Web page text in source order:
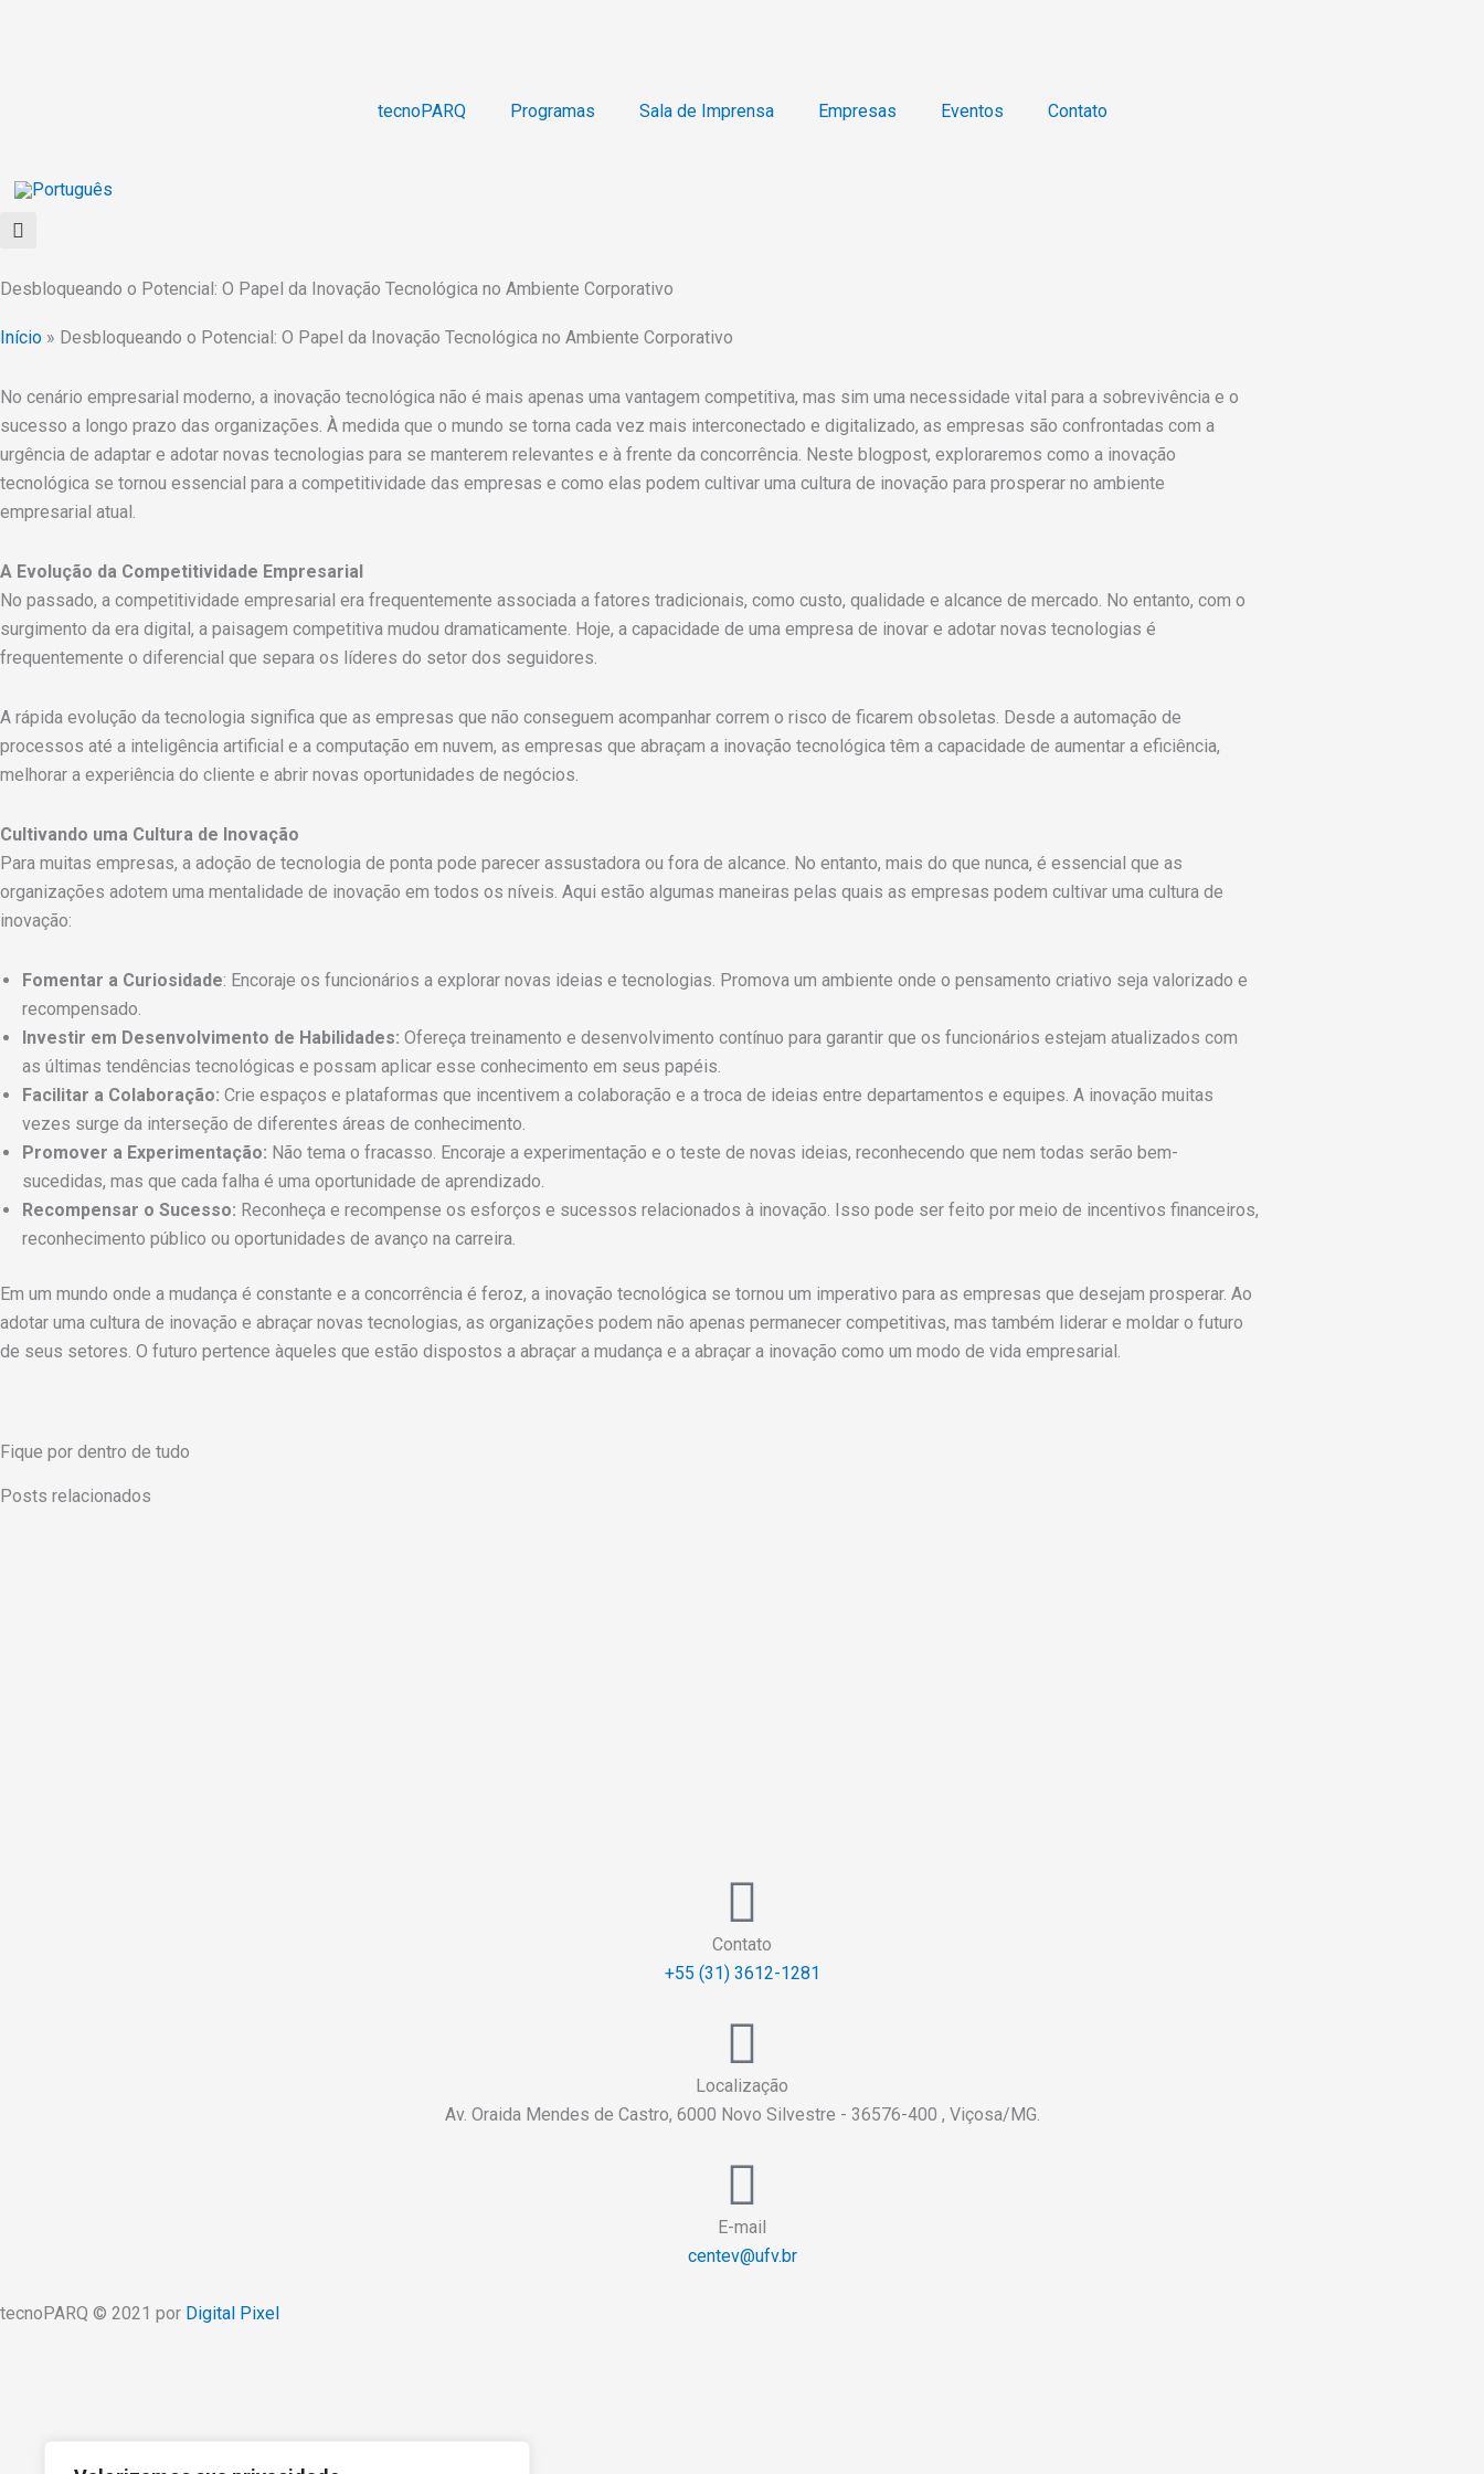
tecnoPARQ Programas Sala de Imprensa Empresas Eventos Contato
Desbloqueando o Potencial: O Papel da Inovação Tecnológica no Ambiente Corporativo
Início » Desbloqueando o Potencial: O Papel da Inovação Tecnológica no Ambiente Corporativo
No cenário empresarial moderno, a inovação tecnológica não é mais apenas uma vantagem competitiva, mas sim uma necessidade vital para a sobrevivência e o
sucesso a longo prazo das organizações. À medida que o mundo se torna cada vez mais interconectado e digitalizado, as empresas são confrontadas com a
urgência de adaptar e adotar novas tecnologias para se manterem relevantes e à frente da concorrência. Neste blogpost, exploraremos como a inovação
tecnológica se tornou essencial para a competitividade das empresas e como elas podem cultivar uma cultura de inovação para prosperar no ambiente
empresarial atual.
A Evolução da Competitividade Empresarial
No passado, a competitividade empresarial era frequentemente associada a fatores tradicionais, como custo, qualidade e alcance de mercado. No entanto, com o
surgimento da era digital, a paisagem competitiva mudou dramaticamente. Hoje, a capacidade de uma empresa de inovar e adotar novas tecnologias é
frequentemente o diferencial que separa os líderes do setor dos seguidores.
A rápida evolução da tecnologia significa que as empresas que não conseguem acompanhar correm o risco de ficarem obsoletas. Desde a automação de
processos até a inteligência artificial e a computação em nuvem, as empresas que abraçam a inovação tecnológica têm a capacidade de aumentar a eficiência,
melhorar a experiência do cliente e abrir novas oportunidades de negócios.
Cultivando uma Cultura de Inovação
Para muitas empresas, a adoção de tecnologia de ponta pode parecer assustadora ou fora de alcance. No entanto, mais do que nunca, é essencial que as
organizações adotem uma mentalidade de inovação em todos os níveis. Aqui estão algumas maneiras pelas quais as empresas podem cultivar uma cultura de
inovação:
Fomentar a Curiosidade: Encoraje os funcionários a explorar novas ideias e tecnologias. Promova um ambiente onde o pensamento criativo seja valorizado e
recompensado.
Investir em Desenvolvimento de Habilidades: Ofereça treinamento e desenvolvimento contínuo para garantir que os funcionários estejam atualizados com
as últimas tendências tecnológicas e possam aplicar esse conhecimento em seus papéis.
Facilitar a Colaboração: Crie espaços e plataformas que incentivem a colaboração e a troca de ideias entre departamentos e equipes. A inovação muitas
vezes surge da interseção de diferentes áreas de conhecimento.
Promover a Experimentação: Não tema o fracasso. Encoraje a experimentação e o teste de novas ideias, reconhecendo que nem todas serão bem-
sucedidas, mas que cada falha é uma oportunidade de aprendizado.
Recompensar o Sucesso: Reconheça e recompense os esforços e sucessos relacionados à inovação. Isso pode ser feito por meio de incentivos financeiros,
reconhecimento público ou oportunidades de avanço na carreira.
Em um mundo onde a mudança é constante e a concorrência é feroz, a inovação tecnológica se tornou um imperativo para as empresas que desejam prosperar. Ao
adotar uma cultura de inovação e abraçar novas tecnologias, as organizações podem não apenas permanecer competitivas, mas também liderar e moldar o futuro
de seus setores. O futuro pertence àqueles que estão dispostos a abraçar a mudança e a abraçar a inovação como um modo de vida empresarial.
Fique por dentro de tudo
Posts relacionados
Contato
+55 (31) 3612-1281
Localização
Av. Oraida Mendes de Castro, 6000 Novo Silvestre - 36576-400 , Viçosa/MG.
E-mail
centev@ufv.br
tecnoPARQ © 2021 por Digital Pixel